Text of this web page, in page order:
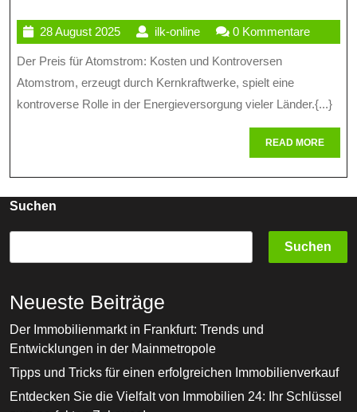
Des
Atomstroms:
Eine
Analyse
Auswirkungen
28 August 202528
August
2025
ilk-onlineilk-
online
0 Kommentare
Der Preis für Atomstrom: Kosten und Kontroversen
Atomstrom, erzeugt durch Kernkraftwerke, spielt eine
kontroverse Rolle in der Energieversorgung vieler Länder.{...}
READ MOREREAD
MORE
Suchen
Suchen
Neueste Beiträge
Der Immobilienmarkt in Frankfurt: Trends und
Entwicklungen in der Mainmetropole
Tipps und Tricks für einen erfolgreichen Immobilienverkauf
Entdecken Sie die Vielfalt von Immobilien 24: Ihr Schlüssel